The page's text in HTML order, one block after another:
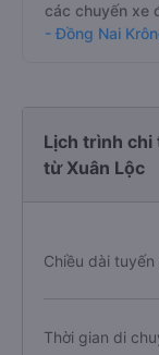
các chuyến xe
- Đồng Nai
Lịch trình chi
từ Xuân Lộc
Chiều dài
Thời gian di